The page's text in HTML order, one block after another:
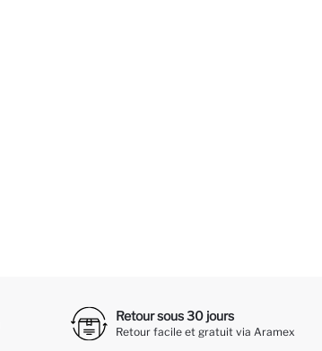
Retour sous 30 jours
Retour facile et gratuit via Aramex